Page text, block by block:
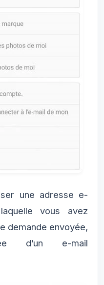
une adresse e-
vous avez
demande envoyée,
d’un e-mail